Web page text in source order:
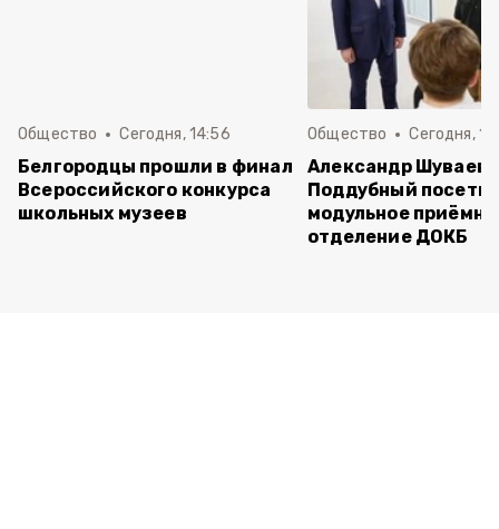
Общество Сегодня, 14:56
Белгородцы прошли в финал
Всероссийского конкурса
школьных музеев
Общество Сегодня,
Александр Шуваев
Поддубный
модульное
отделение ДОКБ